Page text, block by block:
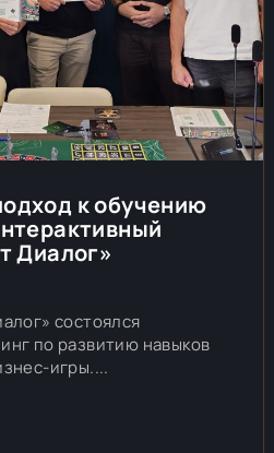
к обучению
Диалог»
состоялся
по развитию навыков
игры....